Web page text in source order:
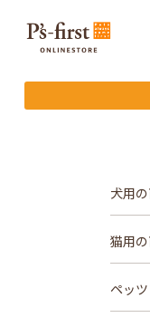
犬用
猫用
ペッ